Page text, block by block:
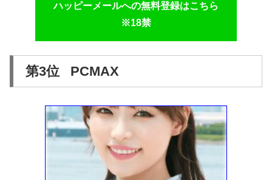
ハッピーメールへの無料登録はこちら
※18禁
第3位 PCMAX